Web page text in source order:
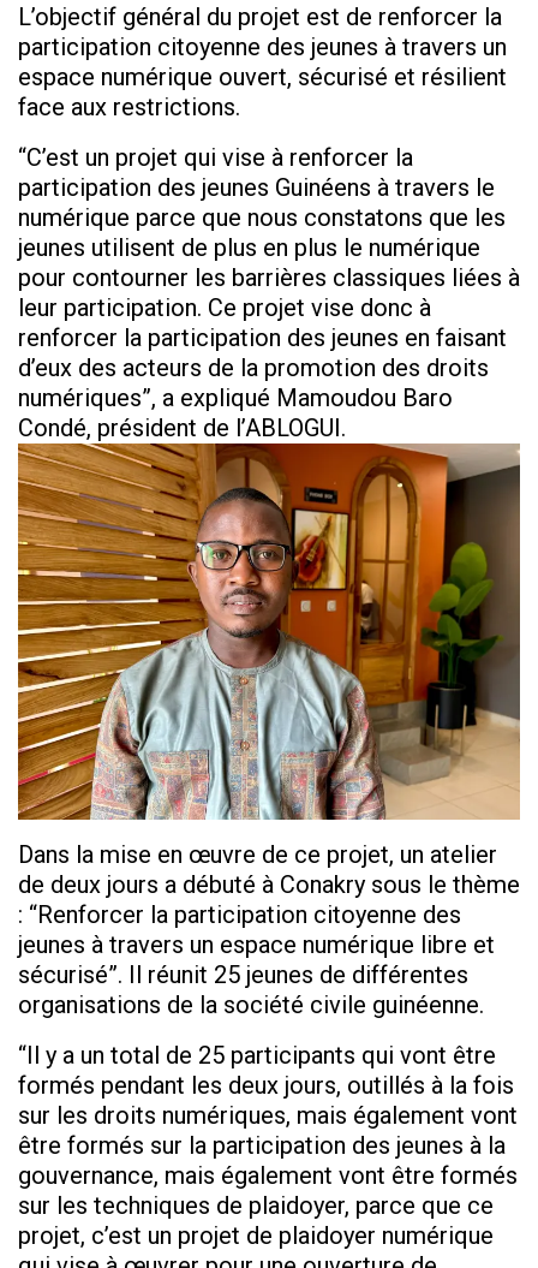
L’objectif général du projet est de renforcer la
participation citoyenne des jeunes à travers un
espace numérique ouvert, sécurisé et résilient
face aux restrictions.
“C’est un projet qui vise à renforcer la
participation des jeunes Guinéens à travers le
numérique parce que nous constatons que les
jeunes utilisent de plus en plus le numérique
pour contourner les barrières classiques liées à
leur participation. Ce projet vise donc à
renforcer la participation des jeunes en faisant
d’eux des acteurs de la promotion des droits
numériques”, a expliqué Mamoudou Baro
Condé, président de l’ABLOGUI.
Dans la mise en œuvre de ce projet, un atelier
de deux jours a débuté à Conakry sous le thème
: “Renforcer la participation citoyenne des
jeunes à travers un espace numérique libre et
sécurisé”. Il réunit 25 jeunes de différentes
organisations de la société civile guinéenne.
“Il y a un total de 25 participants qui vont être
formés pendant les deux jours, outillés à la fois
sur les droits numériques, mais également vont
être formés sur la participation des jeunes à la
gouvernance, mais également vont être formés
sur les techniques de plaidoyer, parce que ce
projet, c’est un projet de plaidoyer numérique